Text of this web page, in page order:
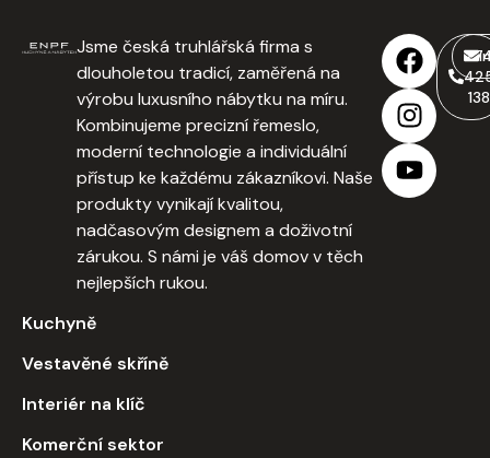
Jsme česká truhlářská firma s
dlouholetou tradicí, zaměřená na
výrobu luxusního nábytku na míru.
Kombinujeme precizní řemeslo,
moderní technologie a individuální
přístup ke každému zákazníkovi. Naše
produkty vynikají kvalitou,
nadčasovým designem a doživotní
zárukou. S námi je váš domov v těch
nejlepších rukou.
138
Kuchyně
Vestavěné skříně
Interiér na klíč
Komerční sektor